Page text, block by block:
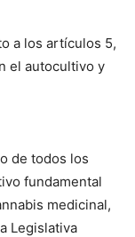
a los artículos 5,
el autocultivo y
de todos los
fundamental
medicinal,
Legislativa